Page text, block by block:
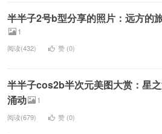
半半子2号b型分享的照片：远方的
1
阅读(432) 赞 (0)
半半子cos2b半次元美图大赏：星
涌动
1
阅读(679) 赞 (0)